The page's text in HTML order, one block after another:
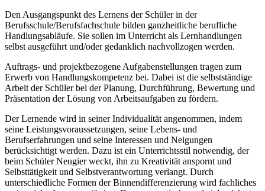
Den Ausgangspunkt des Lernens der Schüler in der
Berufsschule/Berufsfachschule bilden ganzheitliche berufliche
Handlungsabläufe. Sie sollen im Unterricht als Lernhandlungen
selbst ausgeführt und/oder gedanklich nachvollzogen werden.
Auftrags- und projektbezogene Aufgabenstellungen tragen zum
Erwerb von Handlungskompetenz bei. Dabei ist die selbstständige
Arbeit der Schüler bei der Planung, Durchführung, Bewertung und
Präsentation der Lösung von Arbeitsaufgaben zu fördern.
Der Lernende wird in seiner Individualität angenommen, indem
seine Leistungsvoraussetzungen, seine Lebens- und
Berufserfahrungen und seine Interessen und Neigungen
berücksichtigt werden. Dazu ist ein Unterrichtsstil notwendig, der
beim Schüler Neugier weckt, ihn zu Kreativität anspornt und
Selbsttätigkeit und Selbstverantwortung verlangt. Durch
unterschiedliche Formen der Binnendifferenzierung wird fachliches